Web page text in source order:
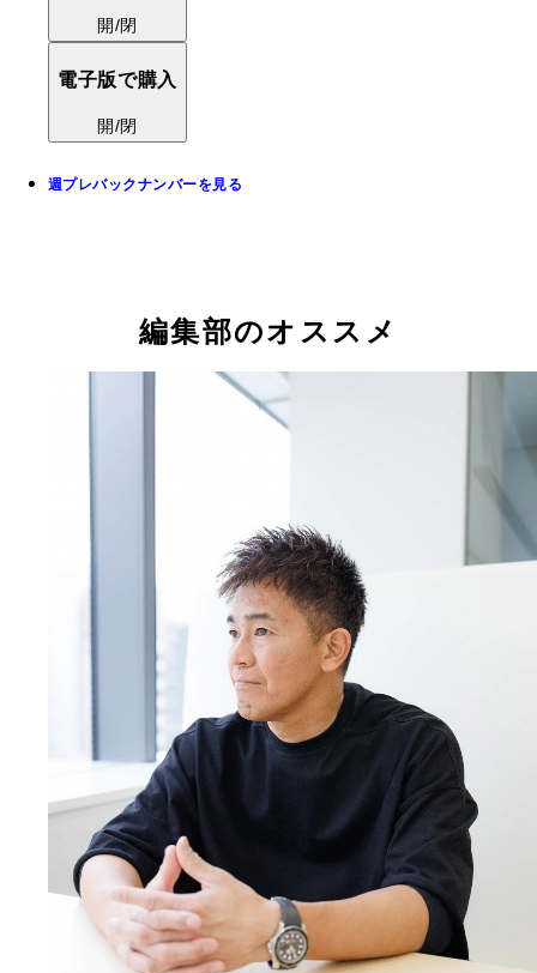
開/閉
電子版で購入
開/閉
週プレバックナンバーを見る
編集部のオススメ